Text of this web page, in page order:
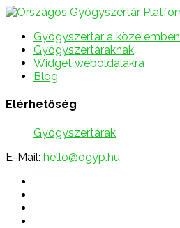
Gyógyszertár a közelemben
Gyógyszertáraknak
Widget weboldalakra
Blog
Elérhetőség
Gyógyszertárak
E-Mail: hello@ogyp.hu